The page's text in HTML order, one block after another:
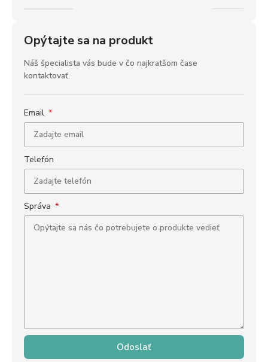
Opýtajte sa na produkt
Náš špecialista vás bude v čo najkratšom čase
kontaktovať.
Email
Telefón
Správa
Odoslať